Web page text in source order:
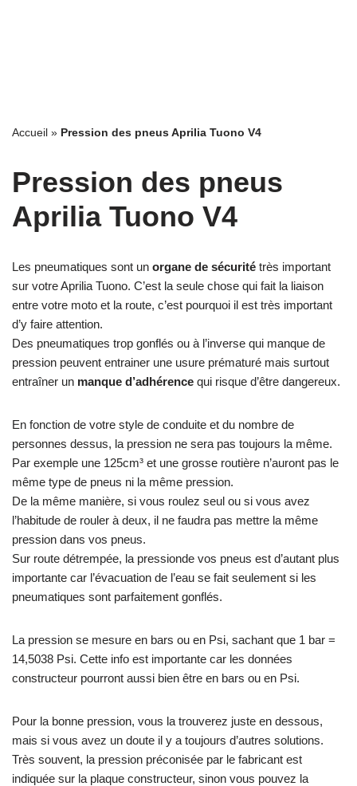
Accueil » Pression des pneus Aprilia Tuono V4
Pression des pneus
Aprilia Tuono V4
Les pneumatiques sont un organe de sécurité très important
sur votre Aprilia Tuono. C’est la seule chose qui fait la liaison
entre votre moto et la route, c’est pourquoi il est très important
d’y faire attention.
Des pneumatiques trop gonflés ou à l’inverse qui manque de
pression peuvent entrainer une usure prématuré mais surtout
entraîner un manque d’adhérence qui risque d’être dangereux.
En fonction de votre style de conduite et du nombre de
personnes dessus, la pression ne sera pas toujours la même.
Par exemple une 125cm³ et une grosse routière n’auront pas le
même type de pneus ni la même pression.
De la même manière, si vous roulez seul ou si vous avez
l’habitude de rouler à deux, il ne faudra pas mettre la même
pression dans vos pneus.
Sur route détrempée, la pressionde vos pneus est d’autant plus
importante car l’évacuation de l’eau se fait seulement si les
pneumatiques sont parfaitement gonflés.
La pression se mesure en bars ou en Psi, sachant que 1 bar =
14,5038 Psi. Cette info est importante car les données
constructeur pourront aussi bien être en bars ou en Psi.
Pour la bonne pression, vous la trouverez juste en dessous,
mais si vous avez un doute il y a toujours d’autres solutions.
Très souvent, la pression préconisée par le fabricant est
indiquée sur la plaque constructeur, sinon vous pouvez la